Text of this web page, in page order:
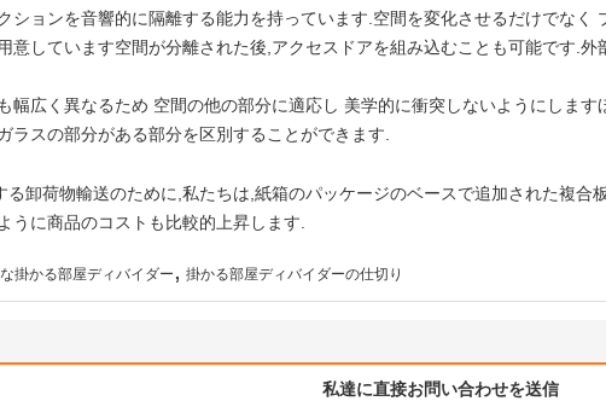
ションを音響的に隔離する能力を持っています.空間を変化させるだけでなく
意しています空間が分離された後,アクセスドアを組み込むことも可能です.外
幅広く異なるため 空間の他の部分に適応し 美学的に衝突しないようにします
スの部分がある部分を区別することができます.
卸荷物輸送のために,私たちは,紙箱のパッケージのベースで追加された複合
うに商品のコストも比較的上昇します.
掛かる部屋ディバイダー 掛かる部屋ディバイダーの仕切り
私達に直接お問い合わせを送信